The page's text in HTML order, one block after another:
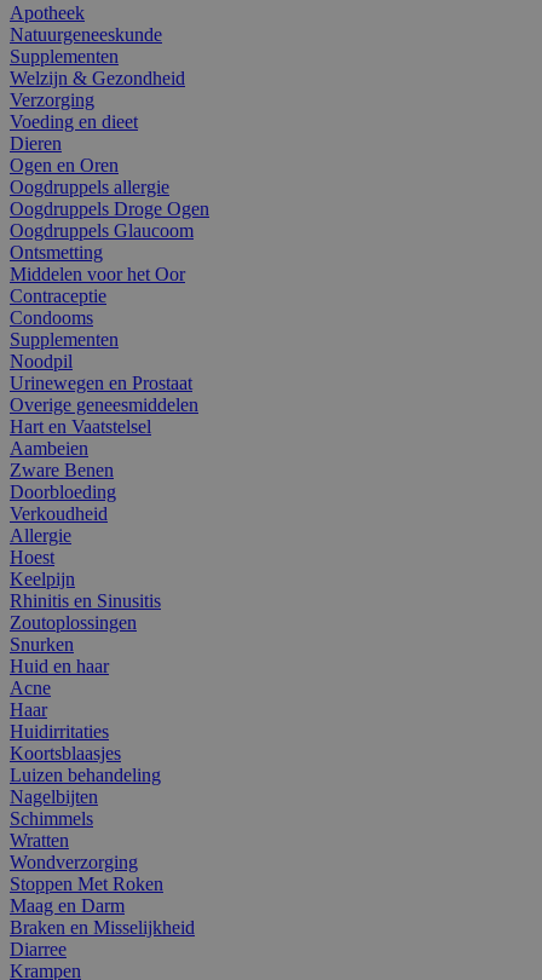
Apotheek
Natuurgeneeskunde
Supplementen
Welzijn & Gezondheid
Verzorging
Voeding en dieet
Dieren
Ogen en Oren
Oogdruppels allergie
Oogdruppels Droge Ogen
Oogdruppels Glaucoom
Ontsmetting
Middelen voor het Oor
Contraceptie
Condooms
Supplementen
Noodpil
Urinewegen en Prostaat
Overige geneesmiddelen
Hart en Vaatstelsel
Aambeien
Zware Benen
Doorbloeding
Verkoudheid
Allergie
Hoest
Keelpijn
Rhinitis en Sinusitis
Zoutoplossingen
Snurken
Huid en haar
Acne
Haar
Huidirritaties
Koortsblaasjes
Luizen behandeling
Nagelbijten
Schimmels
Wratten
Wondverzorging
Stoppen Met Roken
Maag en Darm
Braken en Misselijkheid
Diarree
Krampen